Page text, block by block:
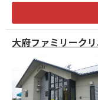
大府ファミリーク